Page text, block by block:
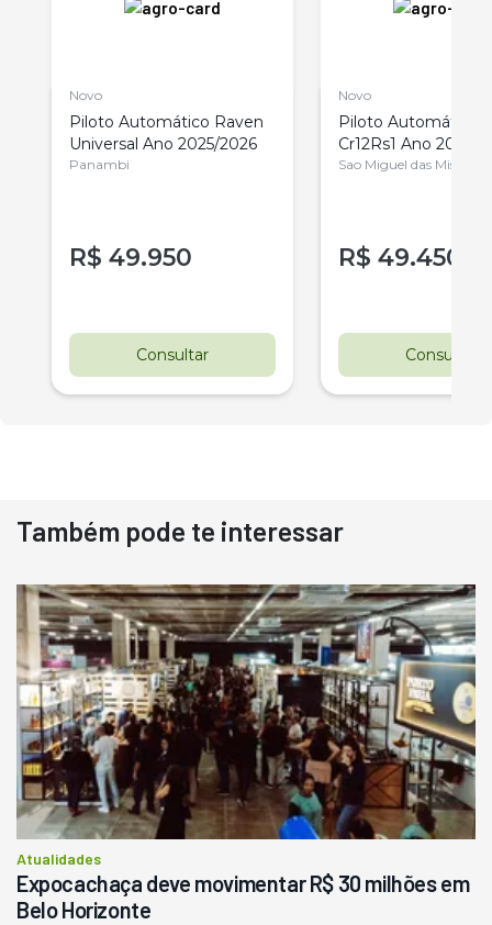
Novo
Piloto Automático Raven
Universal Ano 2025/2026
Panambi
R$ 49.950
Consultar
Novo
Piloto Automático
Cr12Rs1 Ano 2025/
Sao Miguel das Missoes
R$ 49.450
Consultar
Também pode te interessar
Atualidades
Expocachaça deve movimentar R$ 30 milhões em
Belo Horizonte